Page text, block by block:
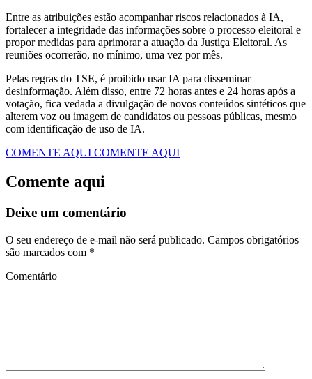
Entre as atribuições estão acompanhar riscos relacionados à IA,
fortalecer a integridade das informações sobre o processo eleitoral e
propor medidas para aprimorar a atuação da Justiça Eleitoral. As
reuniões ocorrerão, no mínimo, uma vez por mês.
Pelas regras do TSE, é proibido usar IA para disseminar
desinformação. Além disso, entre 72 horas antes e 24 horas após a
votação, fica vedada a divulgação de novos conteúdos sintéticos que
alterem voz ou imagem de candidatos ou pessoas públicas, mesmo
com identificação de uso de IA.
COMENTE AQUI COMENTE AQUI
Comente aqui
Deixe um comentário
O seu endereço de e-mail não será publicado. Campos obrigatórios
são marcados com *
Comentário